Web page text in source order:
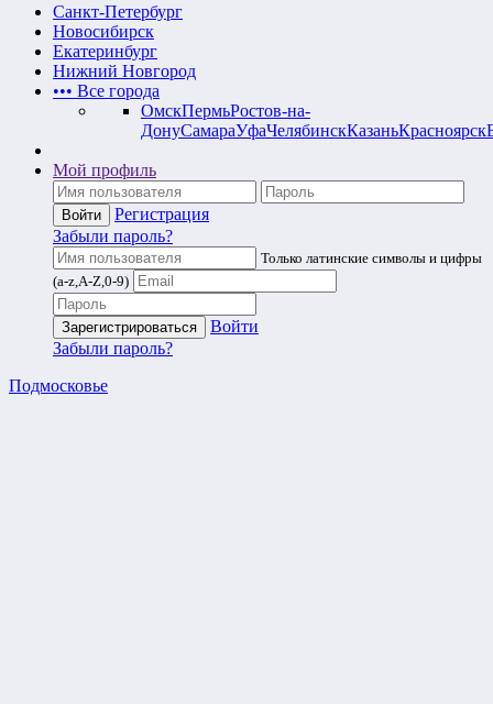
Санкт-Петербург
Новосибирск
Екатеринбург
Нижний Новгород
••• Все города
ОмскПермьРостов-на-
ДонуСамараУфаЧелябинскКазаньКрасноярск
Мой профиль
Регистрация
Забыли пароль?
Только латинские символы и цифры
(a-z,A-Z,0-9)
Войти
Забыли пароль?
Подмосковье